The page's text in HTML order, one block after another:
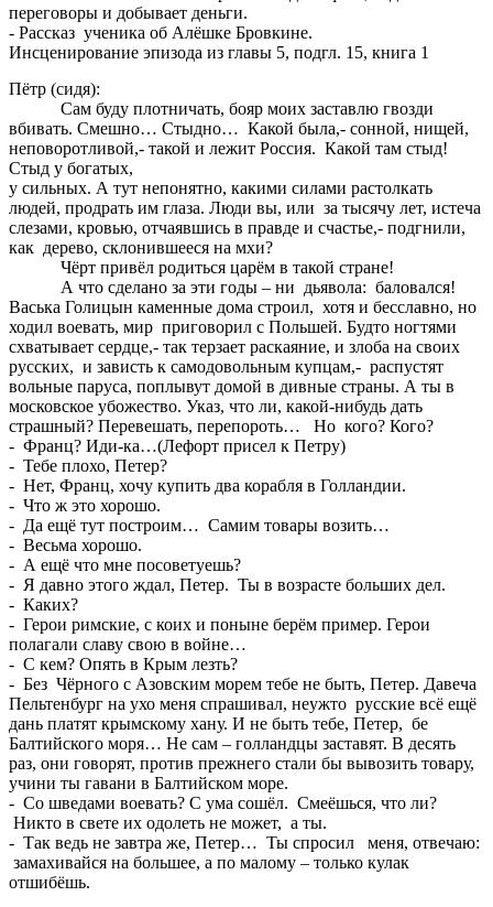
переговоры и добывает деньги.
- Рассказ ученика об Алёшке Бровкине.
Инсценирование эпизода из главы 5, подгл. 15, книга 1
Пётр (сидя):
Сам буду плотничать, бояр моих заставлю гвозди
вбивать. Смешно… Стыдно… Какой была,- сонной, нищей,
неповоротливой,- такой и лежит Россия. Какой там стыд!
Стыд у богатых,
у сильных. А тут непонятно, какими силами растолкать
людей, продрать им глаза. Люди вы, или за тысячу лет, истеча
слезами, кровью, отчаявшись в правде и счастье,- подгнили,
как дерево, склонившееся на мхи?
Чёрт привёл родиться царём в такой стране!
А что сделано за эти годы – ни дьявола: баловался!
Васька Голицын каменные дома строил, хотя и бесславно, но
ходил воевать, мир приговорил с Польшей. Будто ногтями
схватывает сердце,- так терзает раскаяние, и злоба на своих
русских, и зависть к самодовольным купцам,- распустят
вольные паруса, поплывут домой в дивные страны. А ты в
московское убожество. Указ, что ли, какой-нибудь дать
страшный? Перевешать, перепороть… Но кого? Кого?
- Франц? Иди-ка…(Лефорт присел к Петру)
- Тебе плохо, Петер?
- Нет, Франц, хочу купить два корабля в Голландии.
- Что ж это хорошо.
- Да ещё тут построим… Самим товары возить…
- Весьма хорошо.
- А ещё что мне посоветуешь?
- Я давно этого ждал, Петер. Ты в возрасте больших дел.
- Каких?
- Герои римские, с коих и поныне берём пример. Герои
полагали славу свою в войне…
- С кем? Опять в Крым лезть?
- Без Чёрного с Азовским морем тебе не быть, Петер. Давеча
Пельтенбург на ухо меня спрашивал, неужто русские всё ещё
дань платят крымскому хану. И не быть тебе, Петер, бе
Балтийского моря… Не сам – голландцы заставят. В десять
раз, они говорят, против прежнего стали бы вывозить товару,
учини ты гавани в Балтийском море.
- Со шведами воевать? С ума сошёл. Смеёшься, что ли?
Никто в свете их одолеть не может, а ты.
- Так ведь не завтра же, Петер… Ты спросил меня, отвечаю:
замахивайся на большее, а по малому – только кулак
отшибёшь.